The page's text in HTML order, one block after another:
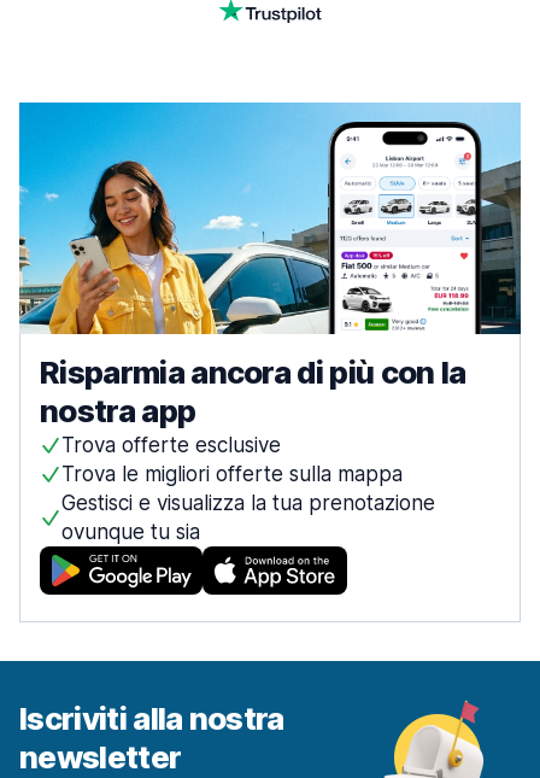
Risparmia ancora di più con la
nostra app
Trova offerte esclusive
Trova le migliori offerte sulla mappa
Gestisci e visualizza la tua prenotazione
ovunque tu sia
Iscriviti alla nostra
newsletter